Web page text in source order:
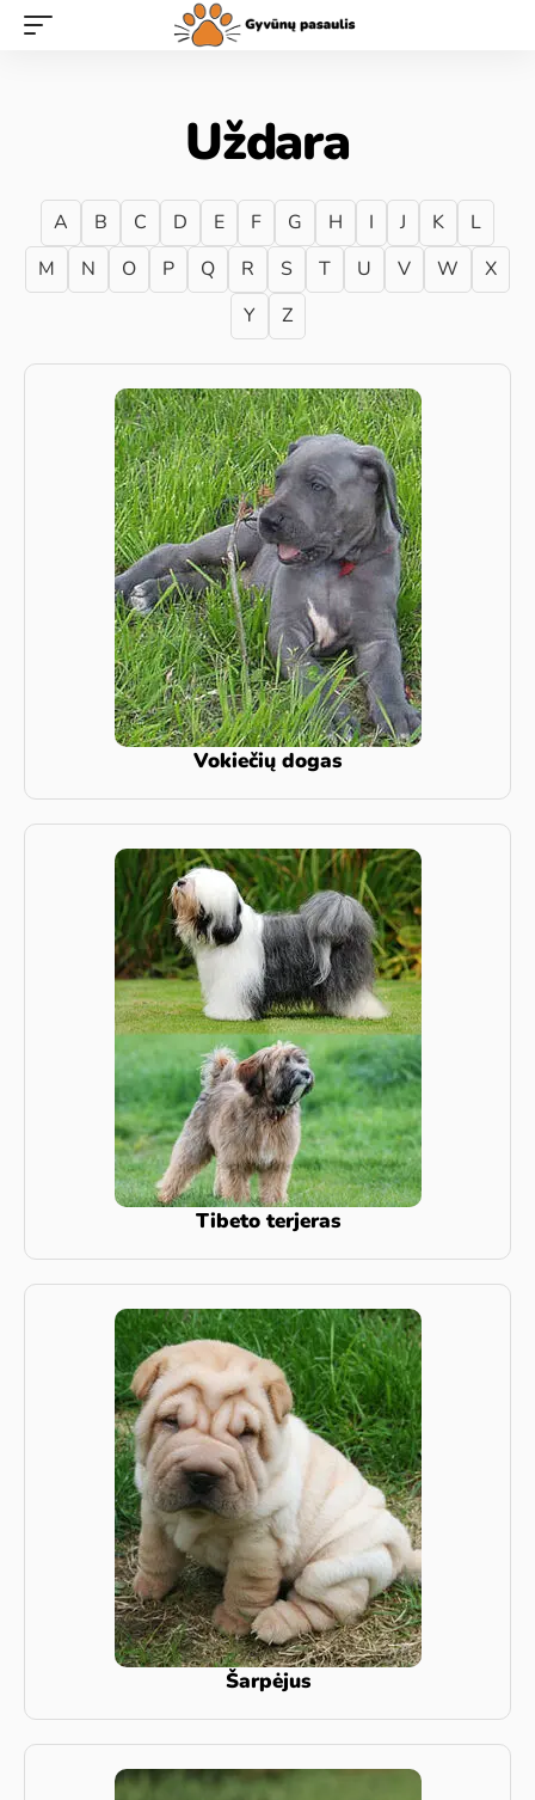
Uždara
A B C D E F G H I J K
L
M
N O P Q R S T U V W
X
Y
Z
Vokiečių dogas
Tibeto terjeras
Šarpėjus